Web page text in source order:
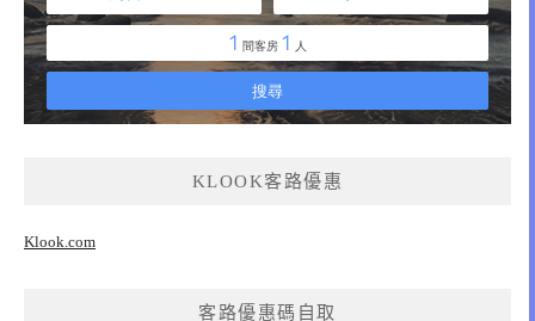
KLOOK客路優惠
Klook.com
客路優惠碼自取